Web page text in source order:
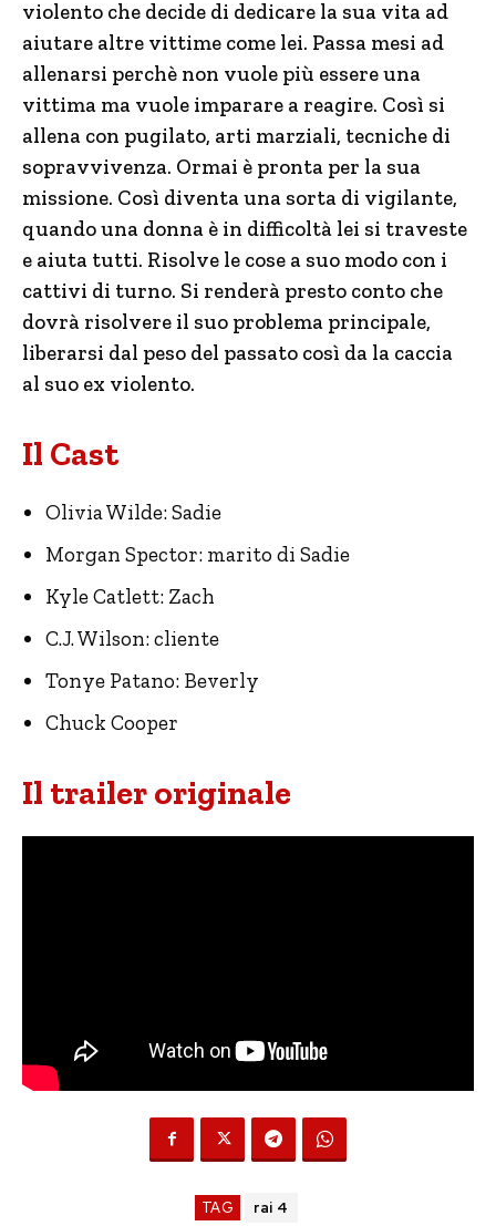
violento che decide di dedicare la sua vita ad
aiutare altre vittime come lei. Passa mesi ad
allenarsi perchè non vuole più essere una
vittima ma vuole imparare a reagire. Così si
allena con pugilato, arti marziali, tecniche di
sopravvivenza. Ormai è pronta per la sua
missione. Così diventa una sorta di vigilante,
quando una donna è in difficoltà lei si traveste
e aiuta tutti. Risolve le cose a suo modo con i
cattivi di turno. Si renderà presto conto che
dovrà risolvere il suo problema principale,
liberarsi dal peso del passato così da la caccia
al suo ex violento.
Il Cast
Olivia Wilde: Sadie
Morgan Spector: marito di Sadie
Kyle Catlett: Zach
C.J. Wilson: cliente
Tonye Patano: Beverly
Chuck Cooper
Il trailer originale
TAG rai 4